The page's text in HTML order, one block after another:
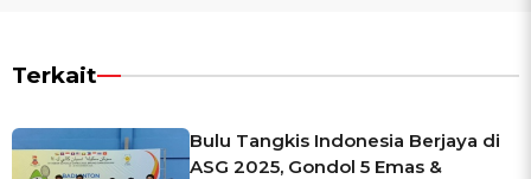
Terkait
Bulu Tangkis Indonesia Berjaya di
ASG 2025, Gondol 5 Emas &